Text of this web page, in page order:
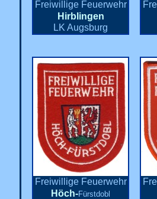
Freiwillige Feuerwehr
Hirblingen
LK Augsburg
Freiwillige Feuerwehr
Höch-Fürstdobl